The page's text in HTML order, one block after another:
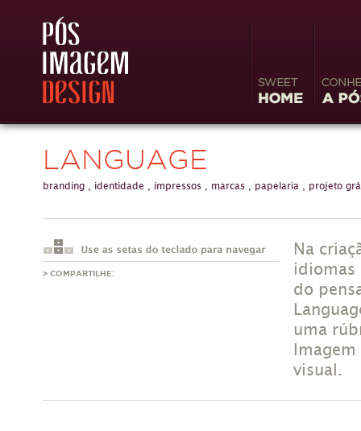
Home
LANGUAGE
branding , identidade , impressos , marcas , papelaria , projeto
> COMPARTILHE:
Na
idiomas
do
uma
visual.